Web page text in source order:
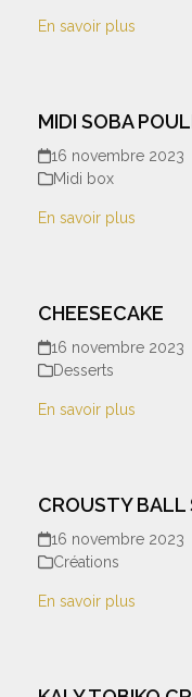
En savoir plus
MIDI SOBA
16 novembre 2023
Midi box
En savoir plus
CHEESECAKE
16 novembre 2023
Desserts
En savoir plus
CROUSTY BALL
16 novembre 2023
Créations
En savoir plus